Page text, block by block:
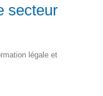
secteur
légale et